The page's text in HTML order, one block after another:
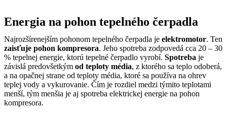
Energia na pohon tepelného čerpadla
Najrozšírenejším pohonom tepelného čerpadla je elektromotor. Ten
zaisťuje pohon kompresora. Jeho spotreba zodpovedá cca 20 – 30
% tepelnej energie, ktorú tepelné čerpadlo vyrobí. Spotreba je
závislá predovšetkým od teploty média, z ktorého sa teplo odoberá,
a na opačnej strane od teploty média, ktoré sa používa na ohrev
teplej vody a vykurovanie. Čím je rozdiel medzi týmito teplotami
menší, tým menšia je aj spotreba elektrickej energie na pohon
kompresora.